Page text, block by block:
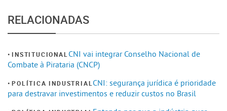
RELACIONADAS
INSTITUCIONAL CNI vai integrar Conselho Nacional de
Combate à Pirataria (CNCP)
POLÍTICA INDUSTRIAL CNI: segurança jurídica é prioridade
para destravar investimentos e reduzir custos no Brasil